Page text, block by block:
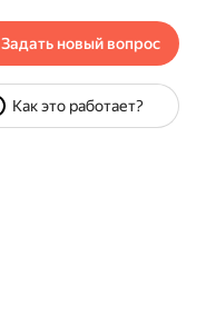
Задать новый вопрос
Как это работает?